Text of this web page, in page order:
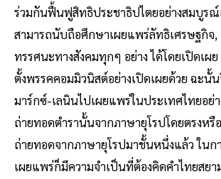
ร่วมกันฟื้นฟูสิทธิประชาธิปไตยอย่างสมบูร
สามารถนับถือศึกษาเผยแพร่ลัทธิเศรษฐกิจ,
ทรรศนะทางสังคมทุกๆ อย่าง ได้โดยเปิดเผ
ตั้งพรรคคอมมิวนิสต์อย่างเปิดเผยด้วย ฉะนั้
มาร์กซ์-เลนินไปเผยแพร่ในประเทศไทยอย่า
ถ่ายทอดตำรานั้นจากภาษายุโรปโดยตรงห
ถ่ายทอดจากภาษายุโรปมาชั้นหนึ่งแล้ว ใน
เผยแพร่ก็มีความจำเป็นที่ต้องคิดคำไทยสย